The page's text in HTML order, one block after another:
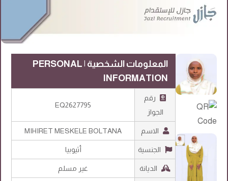
المعلومات الشخصية | PERSONAL
INFORMATION
رقم
الجواز
EQ2627795
الاسم MIHIRET MESKELE BOLTANA
الجنسية أثيوبيا
الديانة غير مسلم